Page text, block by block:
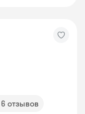
6 отзывов